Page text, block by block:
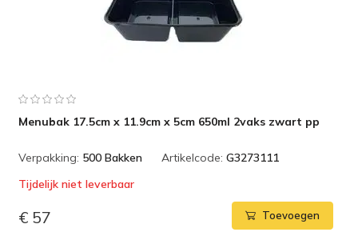
Menubak 17.5cm x 11.9cm x 5cm 650ml 2vaks zwart pp
Verpakking: 500 Bakken Artikelcode: G3273111
Tijdelijk niet leverbaar
€ 57 Toevoegen